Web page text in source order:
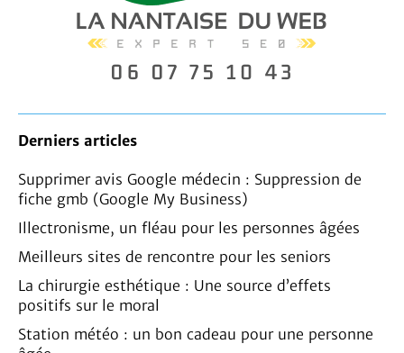
Derniers articles
Supprimer avis Google médecin : Suppression de
fiche gmb (Google My Business)
Illectronisme, un fléau pour les personnes âgées
Meilleurs sites de rencontre pour les seniors
La chirurgie esthétique : Une source d’effets
positifs sur le moral
Station météo : un bon cadeau pour une personne